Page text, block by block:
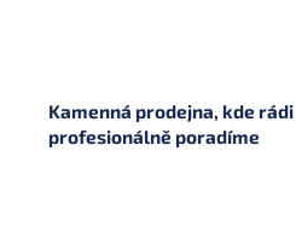
Kamenná prodejna, kde rádi
profesionálně poradíme